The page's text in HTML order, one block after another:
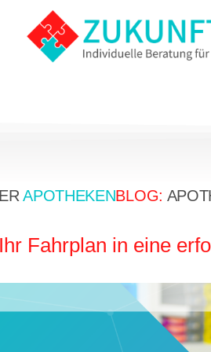
APOTHEKENBLOG:
Fahrplan in eine